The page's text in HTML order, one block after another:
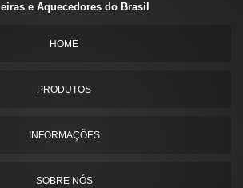
e Aquecedores do Brasil
HOME
PRODUTOS
INFORMAÇÕES
SOBRE NÓS